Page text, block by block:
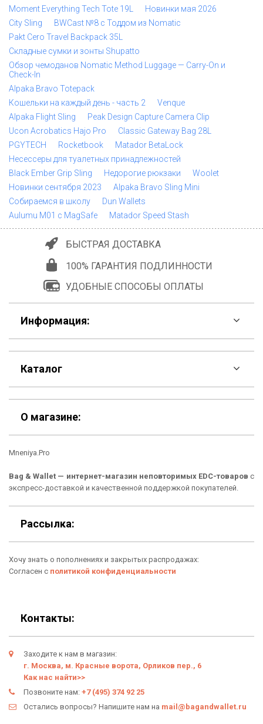
Moment Everything Tech Tote 19L
Новинки мая 2026
City Sling
BWCast №8 с Тоддом из Nomatic
Pakt Cero Travel Backpack 35L
Складные сумки и зонты Shupatto
Обзор чемоданов Nomatic Method Luggage — Carry-On и
Check-In
Alpaka Bravo Totepack
Кошельки на каждый день - часть 2
Venque
Alpaka Flight Sling
Peak Design Capture Camera Clip
Ucon Acrobatics Hajo Pro
Classic Gateway Bag 28L
PGYTECH
Rocketbook
Matador BetaLock
Несессеры для туалетных принадлежностей
Black Ember Grip Sling
Недорогие рюкзаки
Woolet
Новинки сентября 2023
Alpaka Bravo Sling Mini
Собираемся в школу
Dun Wallets
Aulumu M01 с MagSafe
Matador Speed Stash
БЫСТРАЯ ДОСТАВКА
100% ГАРАНТИЯ ПОДЛИННОСТИ
УДОБНЫЕ СПОСОБЫ ОПЛАТЫ
Информация:
F.A.Q
Контакты
Шоурум
Материалы
Подарочные сертификаты
О нас
Отзывы о Bag & Wallet
Гарантия
Условия возврата
Оферта
Политика конфиденциальности
Каталог
Скидки
Кошельки
Рюкзаки
Сумки
Новинки
Подарки
О магазине:
Mneniya.Pro
Bag & Wallet — интернет-магазин неповторимых EDC-товаров с
экспресс-доставкой и качественной поддержкой покупателей.
Рассылка:
Хочу знать о пополнениях и закрытых распродажах:
Согласен с политикой конфиденциальности
Контакты:
Заходите к нам в магазин:
г. Москва, м. Красные ворота, Орликов пер., 6
Как нас найти>>
Позвоните нам: +7 (495) 374 92 25
Остались вопросы? Напишите нам на mail@bagandwallet.ru